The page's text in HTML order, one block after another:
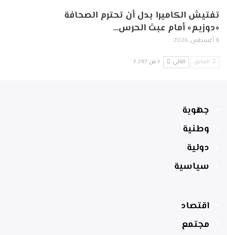
تفتيش الكاميرا بدل أن تحترم الصحافة
«دوزيم» أمام عبث الحرس…
8 أغسطس, 2026
السابق التالي 1 من 7٬297
جهوية
وطنية
دولية
سياسية
اقتصاد
مجتمع